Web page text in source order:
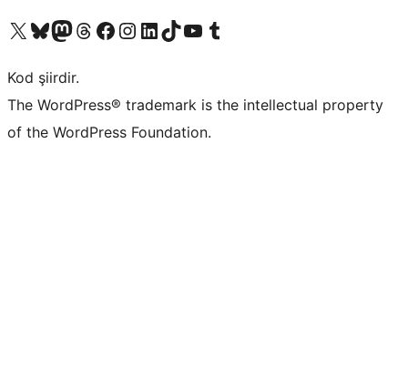
X (eski Twitter) hesabımıza bakın
Bluesky hesabımızı ziyaret edinMastodon hesabımızı ziyaret edinThreads hesabımızı ziyaret edinFacebook sayfamızı ziyaret edinInstagram hesabımızı ziyaret edinLinkedIn hesabımızı ziyaret edinTikTok hesabımızı ziyaret edinYouTube kanalımızı ziyaret edinTumblr hesabımızı ziyaret edin
Kod şiirdir.
The WordPress® trademark is the intellectual property
of the WordPress Foundation.